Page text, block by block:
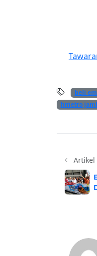
beli
hmetro
Artikel